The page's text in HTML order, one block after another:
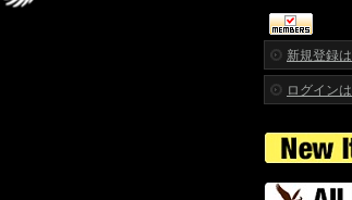
新規登録
ログイン